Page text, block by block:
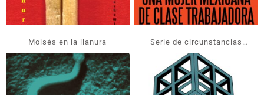
Moisés en la llanura
Serie de circunstancias
posibles en torno a una
mujer mexicana de clase
trabajadora